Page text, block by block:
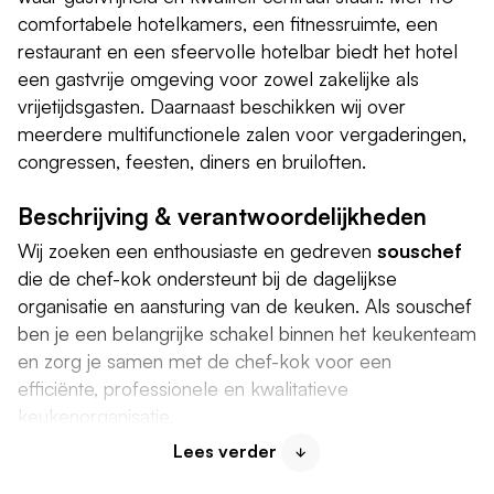
comfortabele hotelkamers, een fitnessruimte, een
restaurant en een sfeervolle hotelbar biedt het hotel
een gastvrije omgeving voor zowel zakelijke als
vrijetijdsgasten. Daarnaast beschikken wij over
meerdere multifunctionele zalen voor vergaderingen,
congressen, feesten, diners en bruiloften.
Beschrijving & verantwoordelijkheden
Wij zoeken een enthousiaste en gedreven souschef
die de chef-kok ondersteunt bij de dagelijkse
organisatie en aansturing van de keuken. Als souschef
ben je een belangrijke schakel binnen het keukenteam
en zorg je samen met de chef-kok voor een
efficiënte, professionele en kwalitatieve
keukenorganisatie.
Lees verder